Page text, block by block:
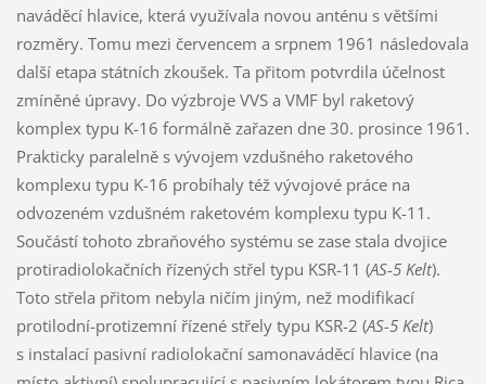
naváděcí hlavice, která využívala novou anténu s většími
rozměry. Tomu mezi červencem a srpnem 1961 následovala
další etapa státních zkoušek. Ta přitom potvrdila účelnost
zmíněné úpravy. Do výzbroje VVS a VMF byl raketový
komplex typu K-16 formálně zařazen dne 30. prosince 1961.
Prakticky paralelně s vývojem vzdušného raketového
komplexu typu K-16 probíhaly též vývojové práce na
odvozeném vzdušném raketovém komplexu typu K-11.
Součástí tohoto zbraňového systému se zase stala dvojice
protiradiolokačních řízených střel typu KSR-11 (AS-5 Kelt).
Toto střela přitom nebyla ničím jiným, než modifikací
protilodní-protizemní řízené střely typu KSR-2 (AS-5 Kelt)
s instalací pasivní radiolokační samonaváděcí hlavice (na